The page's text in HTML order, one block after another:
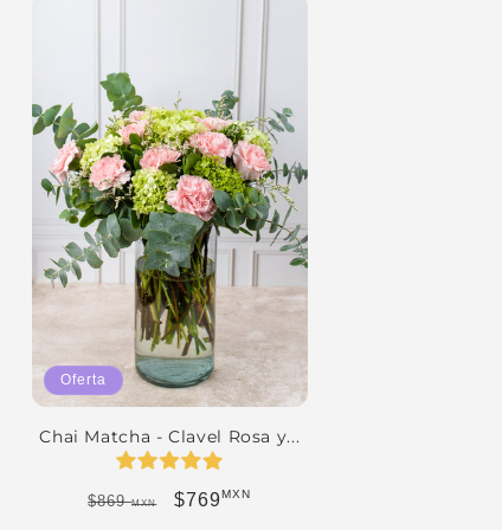
Oferta
Chai Matcha - Clavel Rosa y...
Precio habitual
$869MXN Precio de oferta
$769MXN